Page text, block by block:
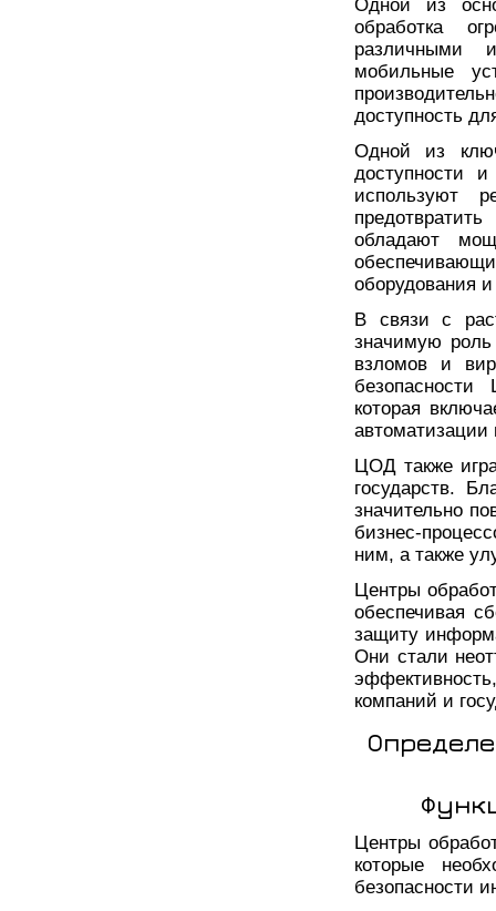
Одной из
обработка
различными
мобильные
доступность
Одной из
доступности
используют
обладают
оборудования
В связи с
значимую роль
взломов и
которая
автоматизации
ЦОД также
государств.
значительно
бизнес-
ним, а также
Центры
обеспечивая
защиту
Они стали
компаний и
Центры
которые
безопасности